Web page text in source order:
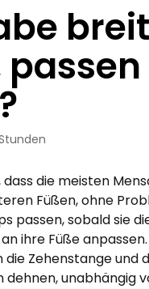
die meisten
Füßen, ohne
passen, sobald sie
ihre Füße
die Zehenstange und
dehnen, unabhängig